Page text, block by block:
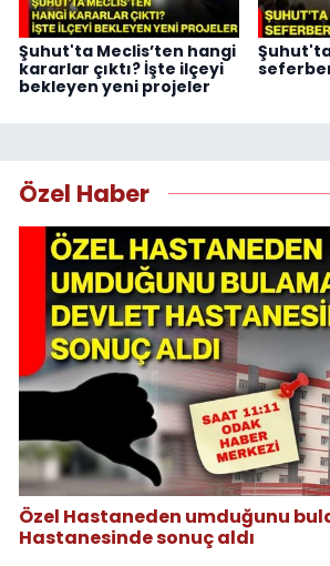
Şuhut'ta Meclis’ten hangi
kararlar çıktı? İşte ilçeyi
bekleyen yeni projeler
Özel Haber
Özel Hastaneden umduğunu
Hastanesinde sonuç aldı